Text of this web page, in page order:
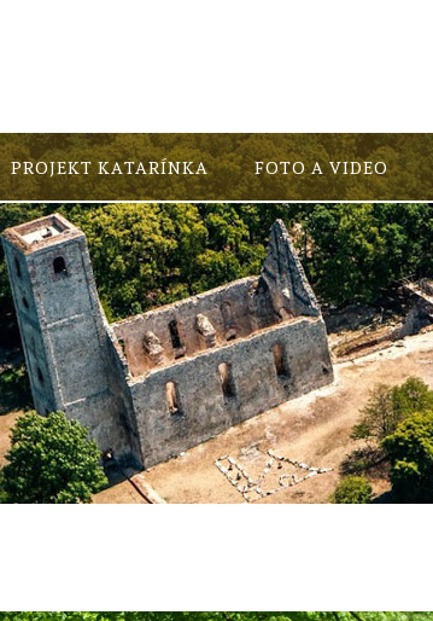
PROJEKT KATARÍNKA FOTO A VIDEO